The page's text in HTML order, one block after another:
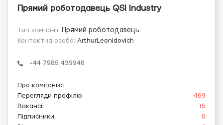
Прямий роботодавець QSI Industry
Тип компанії:
Прямий роботодавець
Контактна особа: ArthurLeonidovich
+44 7985 439948
Про компанію:
Перегляди профілю
469
Вакансії
15
Підписники
0